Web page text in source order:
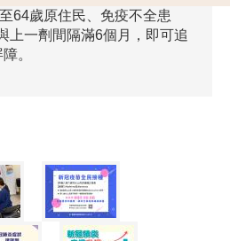
64歲原住民、免疫不全患
上一劑間隔滿6個月，即可追
。